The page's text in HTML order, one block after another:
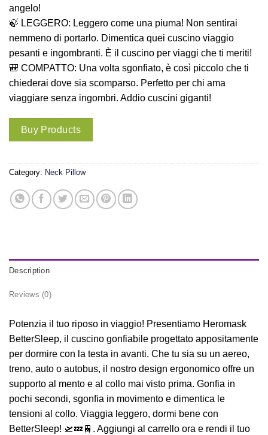
angelo!
🍃 LEGGERO: Leggero come una piuma! Non sentirai
nemmeno di portarlo. Dimentica quei cuscino viaggio
pesanti e ingombranti. È il cuscino per viaggi che ti meriti!
🎒 COMPATTO: Una volta sgonfiato, è così piccolo che ti
chiederai dove sia scomparso. Perfetto per chi ama
viaggiare senza ingombri. Addio cuscini giganti!
Buy Products
Category: Neck Pillow
Description
Reviews (0)
Potenzia il tuo riposo in viaggio! Presentiamo Heromask
BetterSleep, il cuscino gonfiabile progettato appositamente
per dormire con la testa in avanti. Che tu sia su un aereo,
treno, auto o autobus, il nostro design ergonomico offre un
supporto al mento e al collo mai visto prima. Gonfia in
pochi secondi, sgonfia in movimento e dimentica le
tensioni al collo. Viaggia leggero, dormi bene con
BetterSleep! 🛫💤🚆. Aggiungi al carrello ora e rendi il tuo